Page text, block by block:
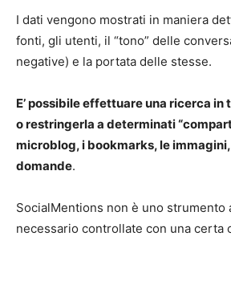
I dati vengono mostrati in maniera
fonti, gli utenti, il “tono” delle
negative) e la portata delle stesse.
E’ possibile effettuare una ricerca
o restringerla a determinati
microblog, i bookmarks, le
domande.
SocialMentions non è uno strumento
necessario controllate con una certa